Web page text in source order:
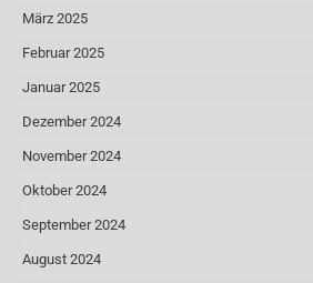
März 2025
Februar 2025
Januar 2025
Dezember 2024
November 2024
Oktober 2024
September 2024
August 2024